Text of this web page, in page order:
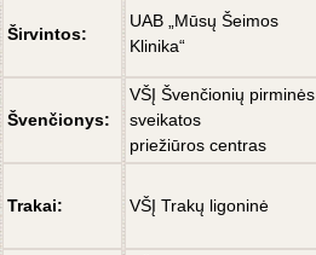
Širvintos:
UAB „Mūsų Šeimos
Klinika“
Švenčionys:
VŠĮ Švenčionių pirminės
sveikatos
priežiūros centras
Trakai: VŠĮ Trakų ligoninė